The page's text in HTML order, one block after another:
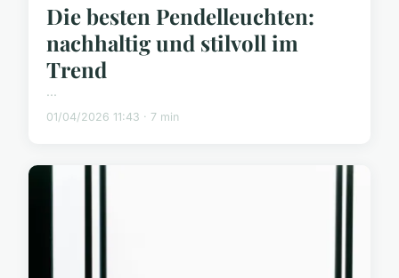
Die besten Pendelleuchten:
nachhaltig und stilvoll im
Trend
...
01/04/2026 11:43 · 7 min